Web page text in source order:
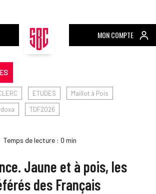
MON COMPTE
ETUDES
Maillot à Pois
TDF2026
Temps de lecture : 0 min
Jaune et à pois, les
des Français